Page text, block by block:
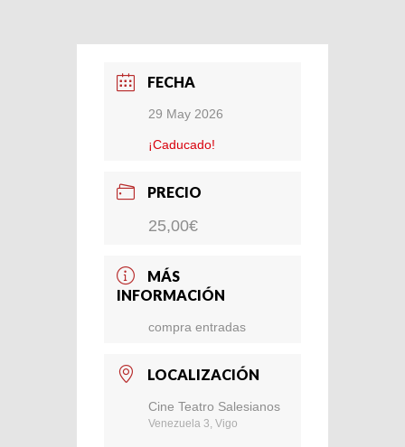
FECHA
29 May 2026
¡Caducado!
PRECIO
25,00€
MÁS
INFORMACIÓN
compra entradas
LOCALIZACIÓN
Cine Teatro Salesianos
Venezuela 3, Vigo